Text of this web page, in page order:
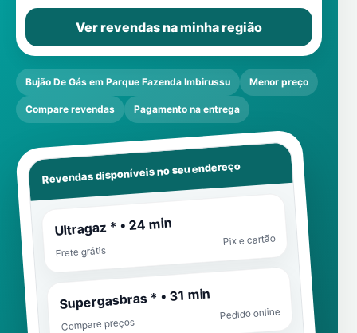
Ver revendas na minha região
Bujão De Gás em Parque Fazenda Imbirussu Menor preço
Compare revendas Pagamento na entrega
Revendas disponíveis no seu endereço
Ultragaz * • 24 min
Frete grátis
Pix e cartão
Supergasbras * • 31 min
Compare preços
Pedido online